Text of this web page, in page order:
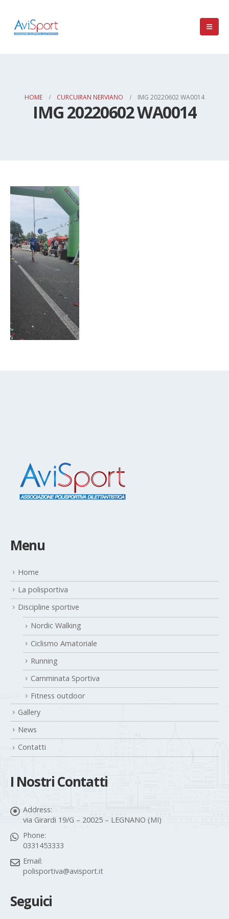
HOME CURCUIRAN NERVIANO IMG 20220602 WA0014
IMG 20220602 WA0014
Menu
Home
La polisportiva
Discipline sportive
Nordic Walking
Ciclismo Amatoriale
Running
Camminata Sportiva
Fitness outdoor
Gallery
News
Contatti
I Nostri Contatti
Address:
via Girardi 19/G – 20025 – LEGNANO (MI)
Phone:
0331453333
Email:
polisportiva@avisport.it
Seguici